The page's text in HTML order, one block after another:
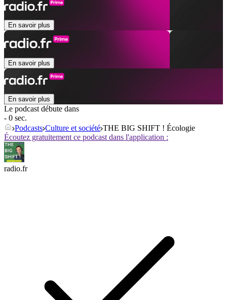
En savoir plus
En savoir plus
En savoir plus
Le podcast débute dans
- 0 sec.
Podcasts Culture et société THE BIG SHIFT ! Écologie
Écoutez gratuitement ce podcast dans l'application :
radio.fr